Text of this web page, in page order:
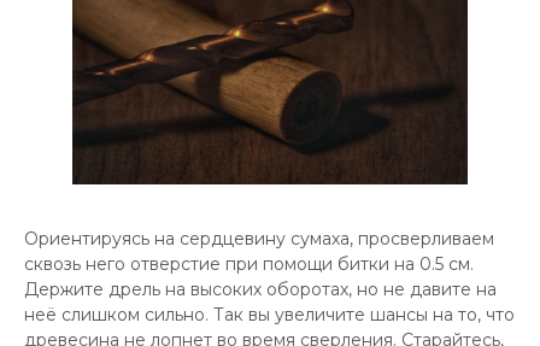
Ориентируясь на сердцевину сумаха, просверливаем
сквозь него отверстие при помощи битки на 0.5 см.
Держите дрель на высоких оборотах, но не давите на
неё слишком сильно. Так вы увеличите шансы на то, что
древесина не лопнет во время сверления. Старайтесь,